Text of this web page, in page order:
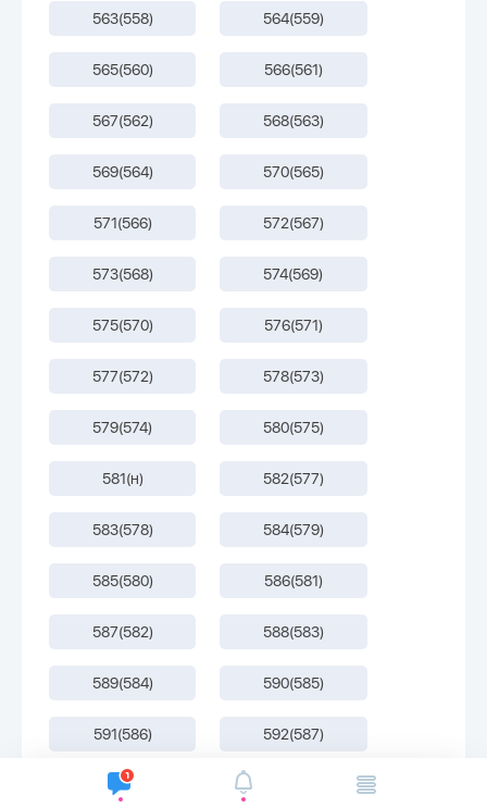
563(558) 564(559)
565(560) 566(561)
567(562) 568(563)
569(564) 570(565)
571(566) 572(567)
573(568) 574(569)
575(570) 576(571)
577(572) 578(573)
579(574) 580(575)
581(н) 582(577)
583(578) 584(579)
585(580) 586(581)
587(582) 588(583)
589(584) 590(585)
591(586) 592(587)
593(588)